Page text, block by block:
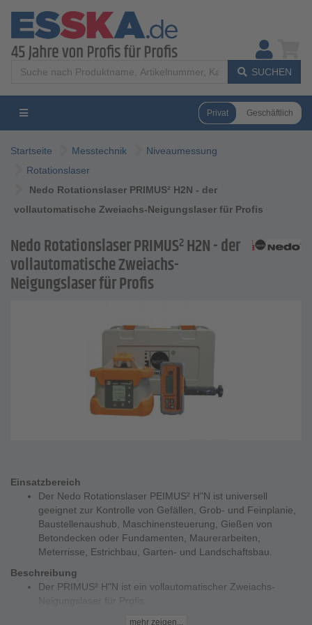
SUCHEN
Privat Geschäftlich
Startseite Messtechnik
Niveaumessung
Rotationslaser
Nedo Rotationslaser PRIMUS² H2N - der
vollautomatische Zweiachs-Neigungslaser für Profis
Nedo Rotationslaser PRIMUS² H2N - der
vollautomatische Zweiachs-
Neigungslaser für Profis
Einsatzbereich
Der Nedo Rotationslaser PEIMUS² H"N ist universell
geeignet zur Kontrolle von Gefällen, Grob- und Feinplanie,
Baustellenaushub, Maschinensteuerung, Gießen von
Betondecken oder Fundamenten, Maurerarbeiten,
Meterrisse, Estrichbau, Garten- und Landschaftsbau.
Beschreibung
Der PRIMUS² H"N ist ein vollautomatischer Zweiachs-
mehr zeigen...